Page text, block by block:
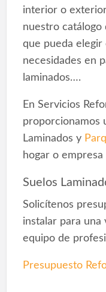
interior o
nuestro catálogo
que pueda elegir
necesidades en
laminados….
En Servicios
proporcionamos
Laminados y
hogar o empresa
Suelos
Solicítenos
instalar para
equipo de
Presupuesto